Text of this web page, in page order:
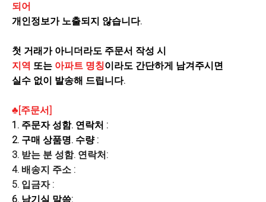
되어
개인정보가 노출되지 않습니다.
첫 거래가 아니더라도 주문서 작성 시
지역 또는 아파트 명칭이라도 간단하게 남겨주시면
실수 없이 발송해 드립니다.
♣[주문서]
1. 주문자성함. 연락처 :
2. 구매 상품명. 수량 :
3. 받는 분 성함. 연락처:
4. 배송지 주소 :
5. 입금자 :
6. 남기실 말씀: